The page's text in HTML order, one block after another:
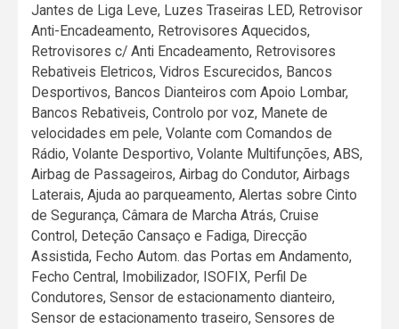
Jantes de Liga Leve, Luzes Traseiras LED, Retrovisor
Anti-Encadeamento, Retrovisores Aquecidos,
Retrovisores c/ Anti Encadeamento, Retrovisores
Rebativeis Eletricos, Vidros Escurecidos, Bancos
Desportivos, Bancos Dianteiros com Apoio Lombar,
Bancos Rebativeis, Controlo por voz, Manete de
velocidades em pele, Volante com Comandos de
Rádio, Volante Desportivo, Volante Multifunções, ABS,
Airbag de Passageiros, Airbag do Condutor, Airbags
Laterais, Ajuda ao parqueamento, Alertas sobre Cinto
de Segurança, Câmara de Marcha Atrás, Cruise
Control, Deteção Cansaço e Fadiga, Direcção
Assistida, Fecho Autom. das Portas em Andamento,
Fecho Central, Imobilizador, ISOFIX, Perfil De
Condutores, Sensor de estacionamento dianteiro,
Sensor de estacionamento traseiro, Sensores de